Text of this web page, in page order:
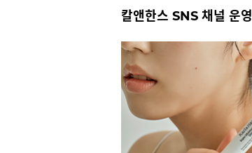
칼앤한스 SNS 채널 운영